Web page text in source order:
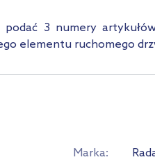
podać 3 numery
elementu ruchomego
Marka